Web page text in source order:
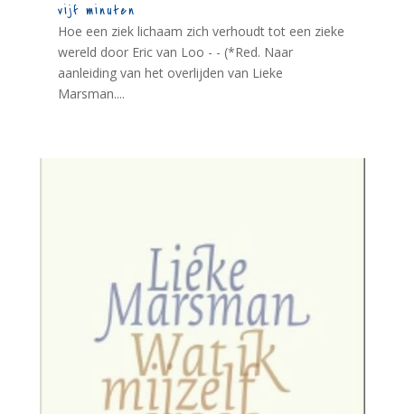
vijf minuten
Hoe een ziek lichaam zich verhoudt tot een zieke
wereld door Eric van Loo - - (*Red. Naar
aanleiding van het overlijden van Lieke
Marsman....